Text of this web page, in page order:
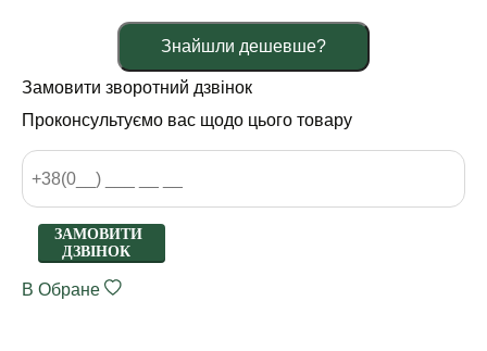
Знайшли дешевше?
Замовити зворотний дзвінок
Проконсультуємо вас щодо цього товару
ЗАМОВИТИ
ДЗВІНОК
В Обране